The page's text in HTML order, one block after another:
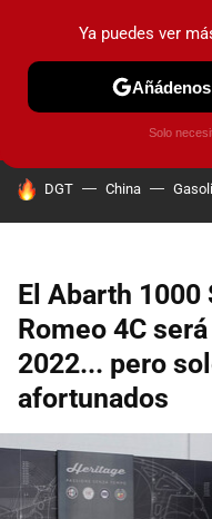
PRUEBAS COCHES
HOY SE HABLA DE
DGT China
El Abarth 1000
Romeo 4C
2022... pero
afortunados
Ya puedes ver
Solo